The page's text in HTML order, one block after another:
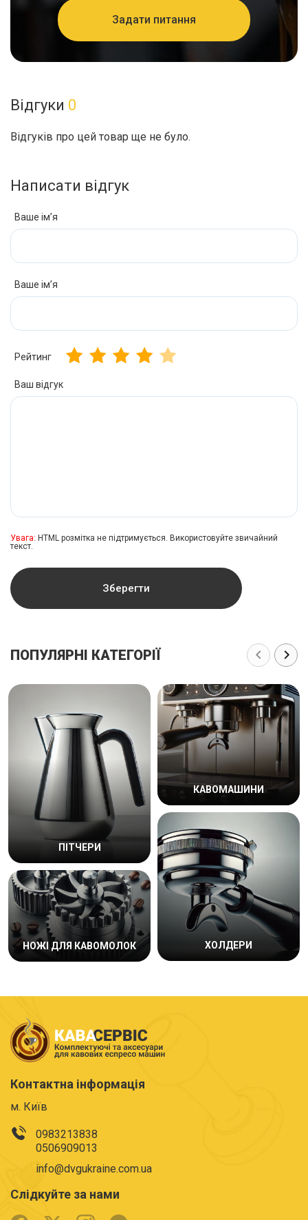
Задати питання
Відгуки 0
Відгуків про цей товар ще не було.
Написати відгук
Ваше ім’я
Ваше ім’я
Рейтинг
Ваш відгук
Увага: HTML розмітка не підтримується. Використовуйте звичайний
текст.
Зберегти
ПОПУЛЯРНІ КАТЕГОРІЇ
ПІТЧЕРИ
НОЖІ ДЛЯ КАВОМОЛОК
КАВОМАШИНИ
ХОЛДЕРИ
Контактна інформація
м. Київ
0983213838
0506909013
info@dvgukraine.com.ua
Слідкуйте за нами